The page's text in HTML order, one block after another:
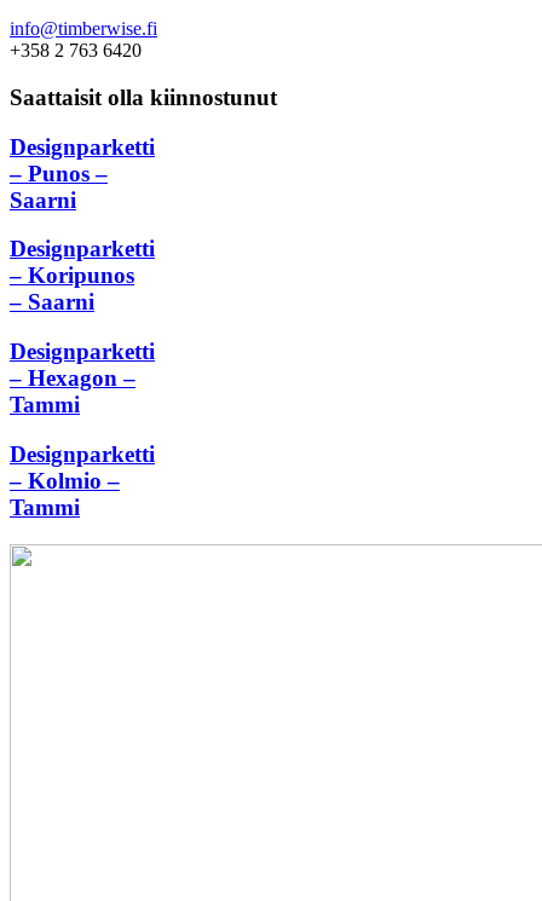
info@timberwise.fi
+358 2 763 6420
Saattaisit olla kiinnostunut
Designparketti
– Punos –
Saarni
Designparketti
– Koripunos
– Saarni
Designparketti
– Hexagon –
Tammi
Designparketti
– Kolmio –
Tammi